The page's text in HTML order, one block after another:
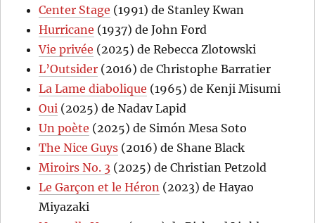
Center Stage (1991) de Stanley Kwan
Hurricane (1937) de John Ford
Vie privée (2025) de Rebecca Zlotowski
L’Outsider (2016) de Christophe Barratier
La Lame diabolique (1965) de Kenji Misumi
Oui (2025) de Nadav Lapid
Un poète (2025) de Simón Mesa Soto
The Nice Guys (2016) de Shane Black
Miroirs No. 3 (2025) de Christian Petzold
Le Garçon et le Héron (2023) de Hayao
Miyazaki